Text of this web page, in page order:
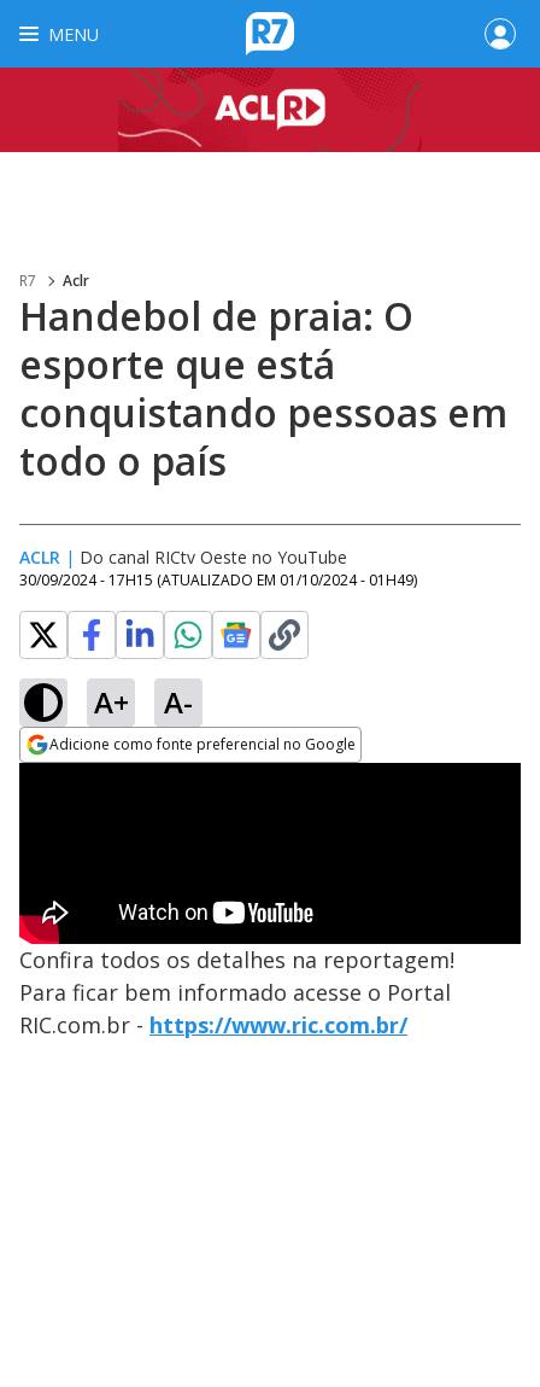
MENU
R7 Aclr
Handebol de praia: O
esporte que está
conquistando pessoas em
todo o país
ACLR | Do canal RICtv Oeste no YouTube
30/09/2024 - 17H15 (ATUALIZADO EM 01/10/2024 - 01H49)
A+ A-
Adicione como fonte preferencial no Google
Confira todos os detalhes na reportagem!
Para ficar bem informado acesse o Portal
RIC.com.br - https://www.ric.com.br/